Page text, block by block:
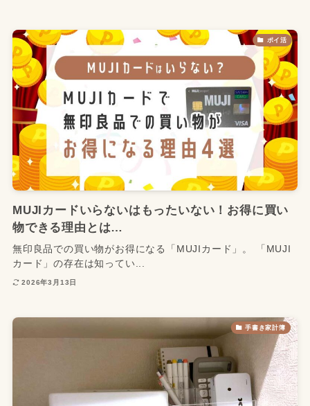
ポイ活
MUJIカードいらないはもったいない！お得に買い
物できる理由とは…
無印良品での買い物がお得になる「MUJIカード」。 「MUJI
カード」の存在は知ってい...
2026年3月13日
手書き家計簿